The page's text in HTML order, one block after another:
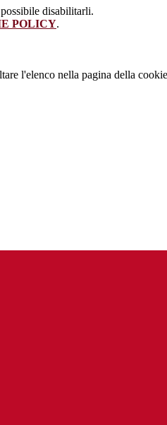
disabilitarli.
POLICY.
l'elenco nella pagina della